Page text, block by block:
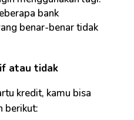
bank
benar-benar tidak
atau tidak
kredit, kamu bisa
berikut: